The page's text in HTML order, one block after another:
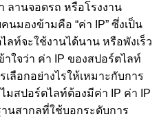
ลานจอดรถ หรือโรงงาน
มองข้ามคือ “ค่า IP” ซึ่งเป็น
ท์จะใช้งานได้นาน หรือพังเร็ว
ใจว่า ค่า IP ของสปอร์ตไลท์
ลือกอย่างไรให้เหมาะกับการ
มสปอร์ตไลท์ต้องมีค่า IP ค่า IP
านสากลที่ใช้บอกระดับการ